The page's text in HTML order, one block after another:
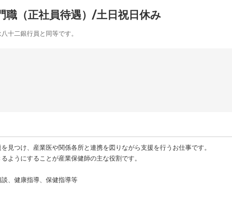
職（正社員待遇）/土日祝日休み
十二銀行員と同等です。
見つけ、産業医や関係各所と連携を図りながら支援を行うお仕事です。
ようにすることが産業保健師の主な役割です。
、健康指導、保健指導等